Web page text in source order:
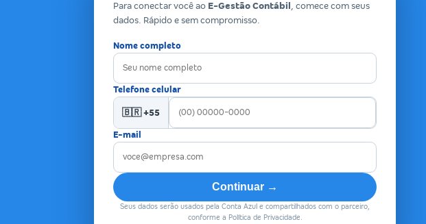
Para conectar você ao E-Gestão Contábil , comece com seus
dados. Rápido e sem compromisso.
Nome completo
Telefone celular
🇧🇷 +55
E-mail
Continuar →
Seus dados serão usados pela Conta Azul e compartilhados com o parceiro,
conforme a Política de Privacidade.